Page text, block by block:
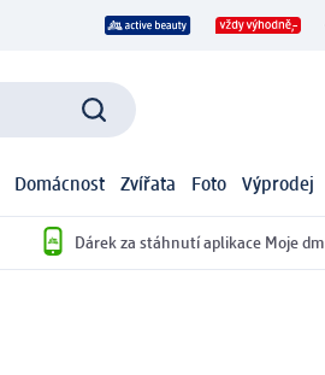
Domácnost Zvířata Foto Výprodej
Dárek za stáhnutí aplikace Moje dm